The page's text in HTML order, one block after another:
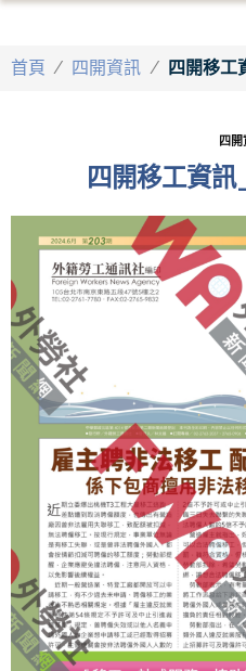
首頁 / 四開資訊 / 四開移工
四
四開移工資